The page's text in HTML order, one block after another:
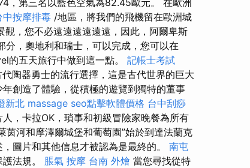
中按摩排毒 /地區，將我們的飛機留在歐洲城
觀，您不必遠遠遠遠遠遠，因此，阿爾卑斯
分，奧地利和瑞士，可以完成，您可以在
的五天旅行中做到這一點。 記帳士考試
陶器勇士的流行選擇，這是古代世界的巨大
創造了體驗，從積極的遊覽到獨特的董事
新北 massage seo點擊軟體價格 台中刮痧
，卡拉OK，瑣事和初級冒險家晚餐為所有
茵河和摩澤爾城堡和葡萄園”始於到達法蘭克
圖片和其他信息才被認為是最終的。 南屯
法規。 脹氣 按摩 台南 外燴 當您尋找從特